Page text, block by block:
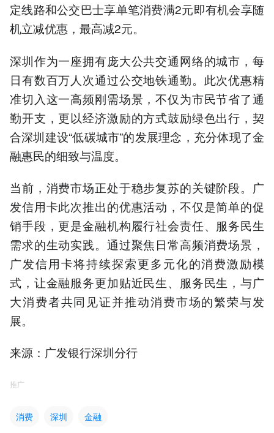
定线路和公交巴士享单笔消费满2元即有机会享随
机立减优惠，最高减2元。
深圳作为一座拥有庞大公共交通网络的城市，每
日有数百万人次通过公交地铁通勤。此次优惠精
准切入这一高频刚需场景，不仅为市民节省了通
勤开支，更以经济激励的方式鼓励绿色出行，契
合深圳建设“低碳城市”的发展理念，充分体现了金
融惠民的细致与温度。
当前，消费市场正处于稳步复苏的关键阶段。广
发信用卡此次推出的优惠活动，不仅是简单的促
销手段，更是金融机构履行社会责任、服务民生
需求的生动实践。通过聚焦日常高频消费场景，
广发信用卡将持续探索更多元化的消费激励模
式，让金融服务更加贴近民生、服务民生，与广
大消费者共同见证并推动消费市场的繁荣与发
展。
来源：广发银行深圳分行
推广
消费 深圳 金融